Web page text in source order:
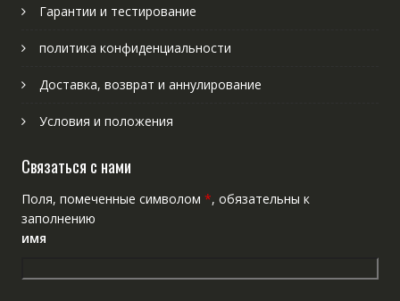
Гарантии и тестирование
политика конфиденциальности
Доставка, возврат и аннулирование
Условия и положения
Связаться с нами
Поля, помеченные символом *, обязательны к
заполнению
имя